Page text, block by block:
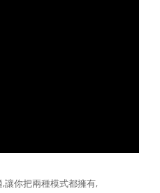
讓你把兩種模式都擁有,